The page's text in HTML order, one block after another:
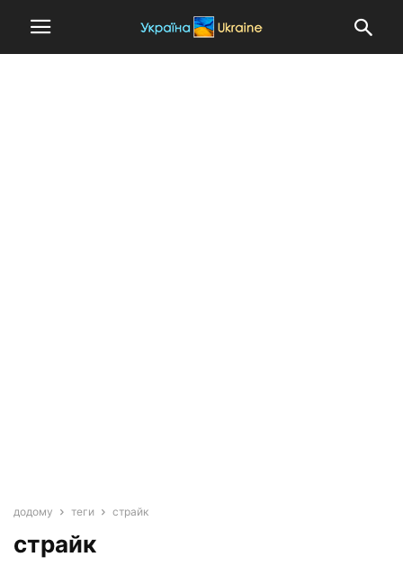
додому теги страйк
страйк